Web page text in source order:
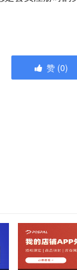
赞 (0)